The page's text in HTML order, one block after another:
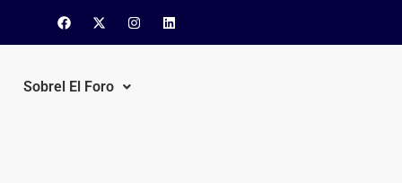
Sobrel El Foro